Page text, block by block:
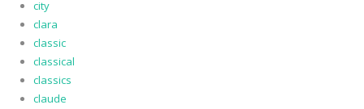
city
clara
classic
classical
classics
claude